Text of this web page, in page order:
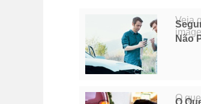
Não
Veja
imagem:Getty
O
O